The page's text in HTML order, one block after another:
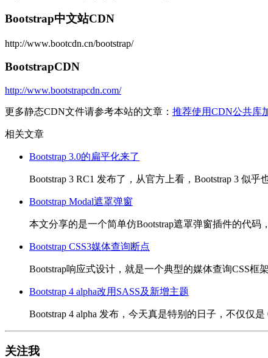
Bootstrap中文站CDN
http://www.bootcdn.cn/bootstrap/
BootstrapCDN
http://www.bootstrapcdn.com/
更多静态CDN文件请参考本站的文章： 推荐使用CDN公共库
相关文章
Bootstrap 3.0的扁平化来了
Bootstrap 3 RC1 发布了，从官方上看，Bootstrap 3 似
Bootstrap Modal遮罩弹窗
本文分享的是一个简单仿Bootstrap遮罩弹窗插件的代
Bootstrap CSS3媒体查询断点
Bootstrap响应式设计，就是一个典型的媒体查询CSS
Bootstrap 4 alpha改用SASS及新增主题
Bootstrap 4 alpha 发布，今天真是特别的日子，不仅仅
关注我